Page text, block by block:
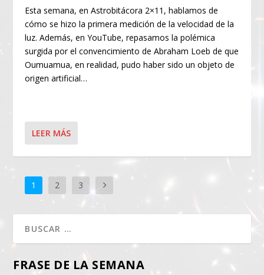
Esta semana, en Astrobitácora 2×11, hablamos de
cómo se hizo la primera medición de la velocidad de la
luz. Además, en YouTube, repasamos la polémica
surgida por el convencimiento de Abraham Loeb de que
Oumuamua, en realidad, pudo haber sido un objeto de
origen artificial…
LEER MÁS
1 2 3
FRASE DE LA SEMANA